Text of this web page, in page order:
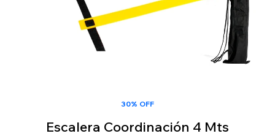
30% OFF
Escalera Coordinación 4 Mts